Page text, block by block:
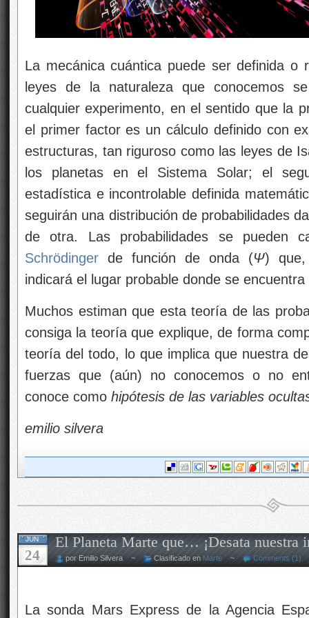
La mecánica cuántica puede ser definida o
leyes de la naturaleza que conocemos
cualquier experimento, en el sentido que la
el primer factor es un cálculo definido con
estructuras, tan riguroso como las leyes de
los planetas en el Sistema Solar; el
estadística e incontrolable definida
seguirán una distribución de probabilidades
de otra. Las probabilidades se pueden
Schrödinger de función de onda (Ψ) que,
indicará el lugar probable donde se
Muchos estiman que esta teoría de las
consiga la teoría que explique, de forma
teoría del todo, lo que implica que nuestra
fuerzas que (aún) no conocemos o no
conoce como hipótesis de las variables
emilio silvera
JUN
24
El Planeta Marte que… ¡Desata nuestra
por Emilio Silvera ~ Clasificado en Marte ~ Comments (1)
La sonda Mars Express de la Agencia